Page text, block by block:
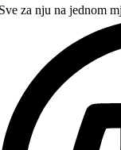
za nju na jednom